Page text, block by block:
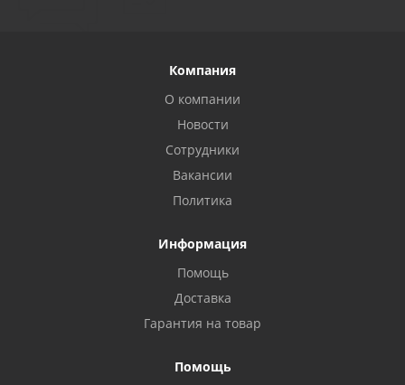
Компания
О компании
Новости
Сотрудники
Вакансии
Политика
Информация
Помощь
Доставка
Гарантия на товар
Помощь